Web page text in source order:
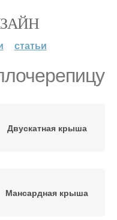
статьи
Двускатная крыша
Мансардная крыша